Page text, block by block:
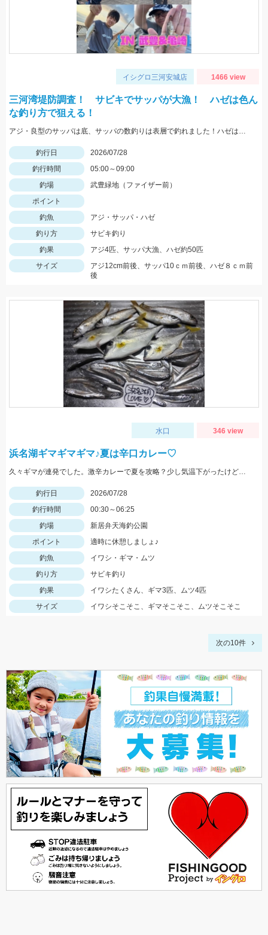
イシグロ三河安城店 1466 view
三河湾堤防調査！ サビキでサッパが大漁！ ハゼは色ん
な釣り方で狙える！
アジ・良型のサッパは底、サッパの数釣りは表層で釣れました！ハゼは蛎殻周辺で良型が良く上がりました。
釣行日
2026/07/28
釣行時間
05:00～09:00
釣場
武豊緑地（ファイザー前）
ポイント
釣魚
アジ・サッパ・ハゼ
釣り方
サビキ釣り
釣果
アジ4匹、サッパ大漁、ハゼ約50匹
サイズ
アジ12cm前後、サッパ10ｃｍ前後、ハゼ８ｃｍ前
後
水口 346 view
浜名湖ギマギマギマ♪夏は辛口カレー♡
久々ギマが連発でした。激辛カレーで夏を攻略？少し気温下がったけど、、、要注意！
釣行日
2026/07/28
釣行時間
00:30～06:25
釣場
新居弁天海釣公園
ポイント
適時に休憩しましょ♪
釣魚
イワシ・ギマ・ムツ
釣り方
サビキ釣り
釣果
イワシたくさん、ギマ3匹、ムツ4匹
サイズ
イワシそこそこ、ギマそこそこ、ムツそこそこ
次の10件